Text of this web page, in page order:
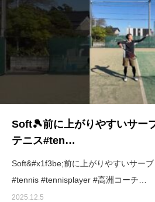
Soft🎾前に上がりやすいサー
テニス#ten…
Soft&#x1f3be;前に上がりやすいサー
#tennis #tennisplayer #高洲コーチ…
2025.12.5